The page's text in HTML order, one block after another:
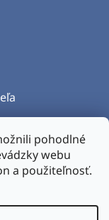
pohodlné
webu
a použiteľnosť.